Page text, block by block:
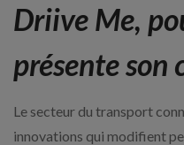
Driive Me,
présente son
Le secteur du transport
innovations qui modifient